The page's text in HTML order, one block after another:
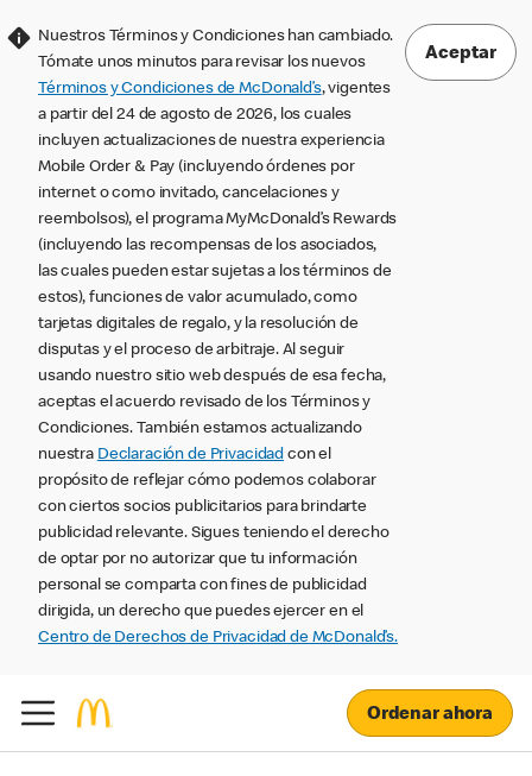
Nuestros Términos y Condiciones han cambiado.
Tómate unos minutos para revisar los nuevos
Términos y Condiciones de McDonald’s, vigentes
a partir del 24 de agosto de 2026, los cuales
incluyen actualizaciones de nuestra experiencia
Mobile Order & Pay (incluyendo órdenes por
internet o como invitado, cancelaciones y
reembolsos), el programa MyMcDonald’s Rewards
(incluyendo las recompensas de los asociados,
las cuales pueden estar sujetas a los términos de
estos), funciones de valor acumulado, como
tarjetas digitales de regalo, y la resolución de
disputas y el proceso de arbitraje. Al seguir
usando nuestro sitio web después de esa fecha,
aceptas el acuerdo revisado de los Términos y
Condiciones. También estamos actualizando
nuestra Declaración de Privacidad con el
propósito de reflejar cómo podemos colaborar
con ciertos socios publicitarios para brindarte
publicidad relevante. Sigues teniendo el derecho
de optar por no autorizar que tu información
personal se comparta con fines de publicidad
dirigida, un derecho que puedes ejercer en el
Centro de Derechos de Privacidad de McDonald’s.
Aceptar
Ordenar ahora